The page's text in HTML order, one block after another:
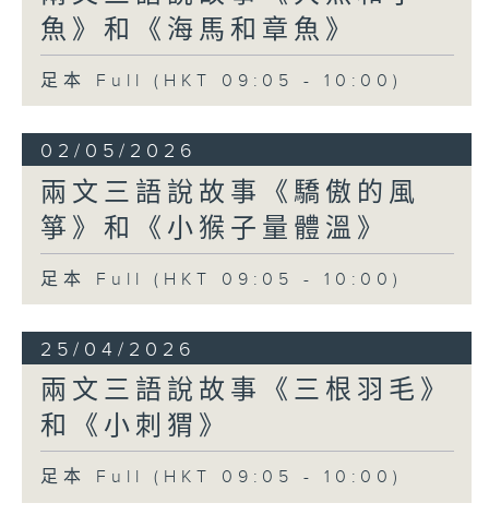
魚》和《海馬和章魚》
足本 Full (HKT 09:05 - 10:00)
02/05/2026
兩文三語說故事《驕傲的風
箏》和《小猴子量體溫》
足本 Full (HKT 09:05 - 10:00)
25/04/2026
兩文三語說故事《三根羽毛》
和《小刺猬》
足本 Full (HKT 09:05 - 10:00)